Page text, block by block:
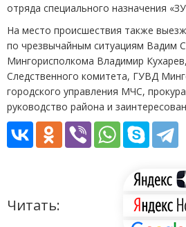
отряда специального назначения «
На место происшествия также
по чрезвычайным ситуациям Вадим
Мингорисполкома Владимир
Следственного комитета, ГУВД
городского управления МЧС,
руководство района и
Читать: